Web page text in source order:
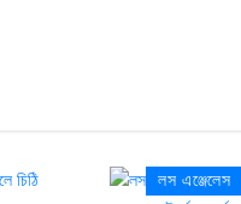
লস এঞ্জেলেস